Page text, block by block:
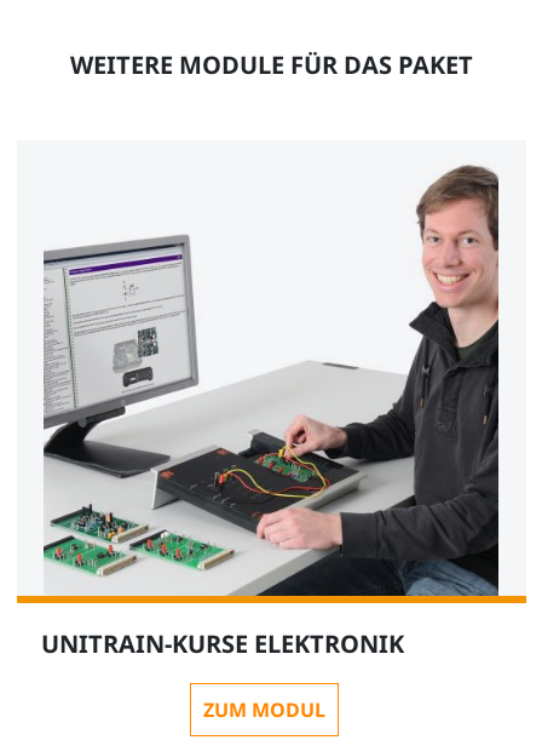
WEITERE MODULE FÜR DAS PAKET
UNITRAIN-KURSE ELEKTRONIK
ZUM MODUL